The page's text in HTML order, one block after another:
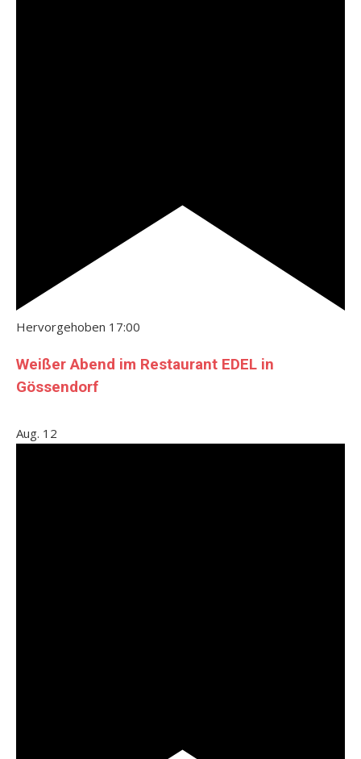
Hervorgehoben 17:00
Weißer Abend im Restaurant EDEL in
Gössendorf
Aug. 12